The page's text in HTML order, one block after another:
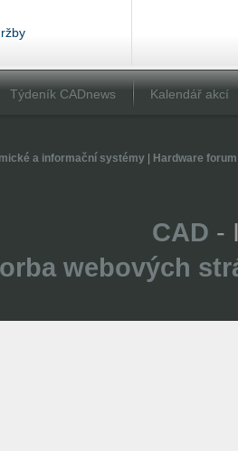
Týdeník CADnews Kalendář akcí
a informační systémy| Hardware forum
CAD -
webových